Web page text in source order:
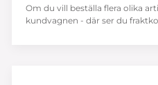
Om du vill beställa flera olika
kundvagnen - där ser du